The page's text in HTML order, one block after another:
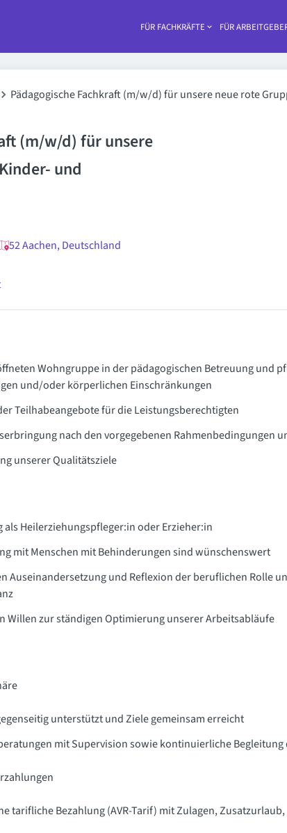
FÜR FACHKRÄFTE FÜR
Pädagogische Fachkraft (m/w/d) für unsere neue rote
(m/w/d) für unsere
und
52 Aachen, Deutschland
Wohngruppe in der pädagogischen Betreuung und
und/oder körperlichen Einschränkungen
Teilhabeangebote für die Leistungsberechtigten
nach den vorgegebenen Rahmenbedingungen
unserer Qualitätsziele
als Heilerziehungspfleger:in oder Erzieher:in
mit Menschen mit Behinderungen sind wünschenswert
Auseinandersetzung und Reflexion der beruflichen Rolle
Willen zur ständigen Optimierung unserer Arbeitsabläufe
unterstützt und Ziele gemeinsam erreicht
mit Supervision sowie kontinuierliche
tarifliche Bezahlung (AVR-Tarif) mit Zulagen,